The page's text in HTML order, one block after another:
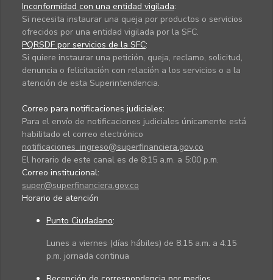
Inconformidad con una entidad vigilada:
Si necesita instaurar una queja por productos o servicios
ofrecidos por una entidad vigilada por la SFC.
PQRSDF por servicios de la SFC:
Si quiere instaurar una petición, queja, reclamo, solicitud,
denuncia o felicitación con relación a los servicios o a la
atención de esta Superintendencia.
Correo para notificaciones judiciales:
Para el envío de notificaciones judiciales únicamente está
habilitado el correo electrónico
notificaciones_ingreso@superfinanciera.gov.co
El horario de este canal es de 8:15 a.m. a 5:00 p.m.
Correo institucional:
super@superfinanciera.gov.co
Horario de atención
Punto Ciudadano:
Lunes a viernes (días hábiles) de 8:15 a.m. a 4:15
p.m. jornada continua